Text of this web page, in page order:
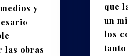
y
las obras
que
un
los